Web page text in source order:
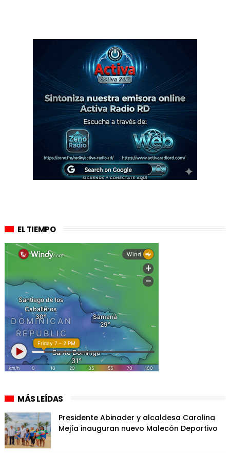
EL TIEMPO
MÁS LEÍDAS
Presidente Abinader y alcaldesa Carolina
Mejía inauguran nuevo Malecón Deportivo